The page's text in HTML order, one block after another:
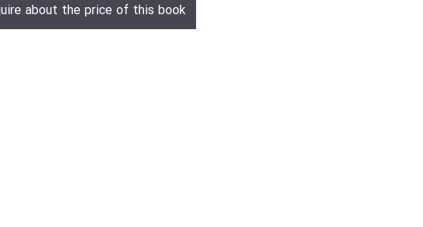
about the price of this book